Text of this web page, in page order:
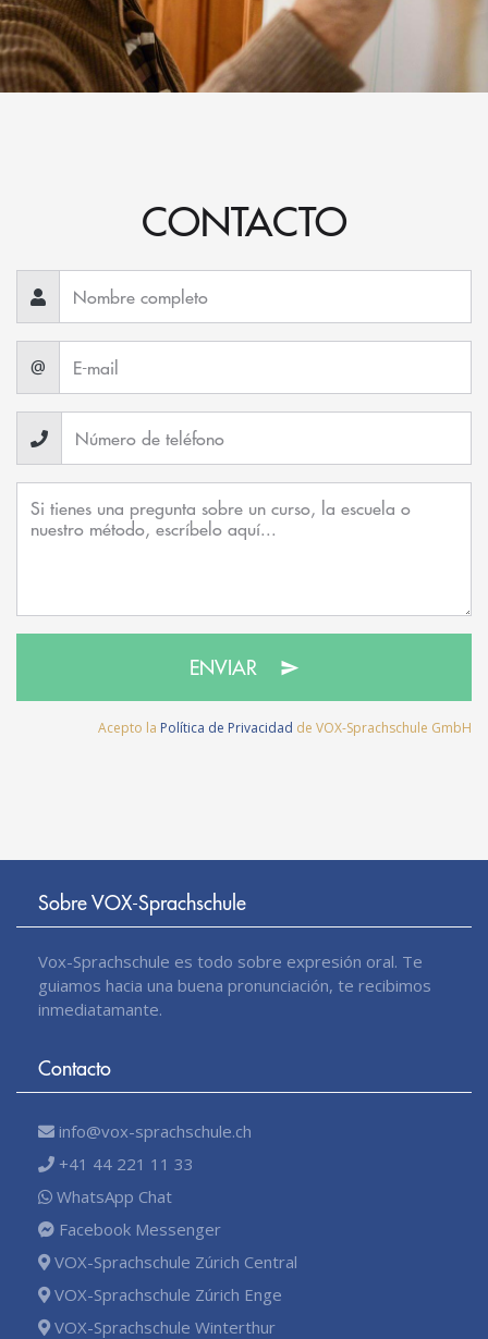
CONTACTO
@
ENVIAR
Acepto la Política de Privacidad de VOX-Sprachschule GmbH
Sobre VOX-Sprachschule
Vox-Sprachschule es todo sobre expresión oral. Te
guiamos hacia una buena pronunciación, te recibimos
inmediatamante.
Contacto
info@vox-sprachschule.ch
+41 44 221 11 33
WhatsApp Chat
Facebook Messenger
VOX-Sprachschule Zúrich Central
VOX-Sprachschule Zúrich Enge
VOX-Sprachschule Winterthur